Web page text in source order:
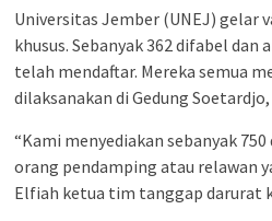
Universitas Jember (UNEJ) gelar
khusus. Sebanyak 362 difabel
telah mendaftar. Mereka semua
dilaksanakan di Gedung
“Kami menyediakan sebanyak
orang pendamping atau relawan
Elfiah ketua tim tanggap darurat